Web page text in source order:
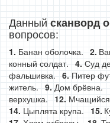
Данный сканворд
вопросов:
Банан оболочка.
конный солдат.
Суд
фальшивка.
Питер
житель.
Дом брёвна.
верхушка.
Цыплята крупа.